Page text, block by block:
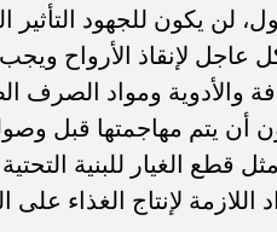
لن يكون للجهود
لإنقاذ الأرواح ويجب
والأدوية ومواد الصرف
أن يتم مهاجمتها قبل
قطع الغيار للبنية
لإنتاج الغذاء على